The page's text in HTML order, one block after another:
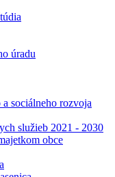
úradu
sociálneho rozvoja
služieb 2021 - 2030
obce